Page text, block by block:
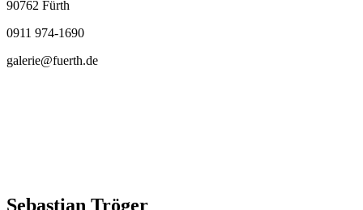
90762 Fürth
0911 974-1690
galerie@fuerth.de
Sebastian Tröger